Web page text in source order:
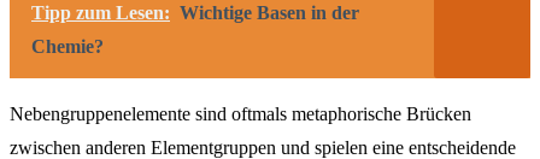
Tipp zum Lesen: Wichtige Basen in der
Chemie?
Nebengruppenelemente sind oftmals metaphorische Brücken
zwischen anderen Elementgruppen und spielen eine entscheidende